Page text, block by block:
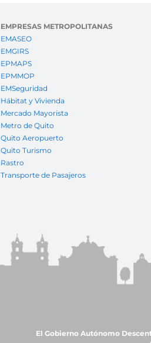
EMPRESAS METROPOLITANAS
EMASEO
EMGIRS
EPMAPS
EPMMOP
EMSeguridad
Hábitat y Vivienda
Mercado Mayorista
Metro de Quito
Quito Aeropuerto
Quito Turismo
Rastro
Transporte de Pasajeros
El Gobierno Autónomo